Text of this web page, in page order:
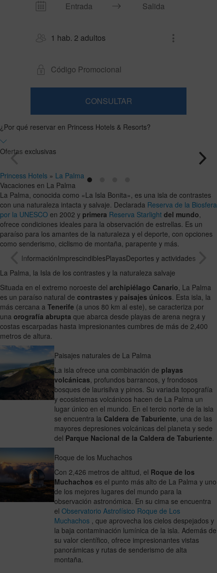
1 hab. 2 adultos
CONSULTAR
Habitaciones
ocupaciones
adultos
años
niños
años
0
Añadir
habitaciónBuscar
¿Por qué reservar en Princess Hotels & Resorts?
Ofertas exclusivas
Princess Hotels » La Palma
Vacaciones en La Palma
La Palma, conocida como «La Isla Bonita», es una isla de contrastes
con una naturaleza intacta y salvaje. Declarada Reserva de la Biosfera
por la UNESCO en 2002 y primera Reserva Starlight del mundo
ofrece condiciones ideales para la observación de estrellas. Es un
paraíso para los amantes de la naturaleza y el deporte, con opciones
como senderismo, ciclismo de montaña, parapente y más.
InformaciónImprescindiblesPlayasDeportes y actividades
La Palma, la Isla de los contrastes y la naturaleza salvaje
Situada en el extremo noroeste del archipiélago Canario , La Palma
es un paraíso natural de contrastes y paisajes únicos . Esta isla, la
más cercana a Tenerife (a unos 80 km al este), se caracteriza por
una orografía abrupta que abarca desde playas de arena negra y
costas escarpadas hasta impresionantes cumbres de más de 2,400
metros de altura.
Paisajes naturales de La Palma
La isla ofrece una combinación de playas
volcánicas , profundos barrancos, y frondosos
bosques de laurisilva y pinos. Su variada topografía
y ecosistemas volcánicos hacen de La Palma un
lugar único en el mundo. En el tercio norte de la isla
se encuentra la Caldera de Taburiente , una de las
mayores depresiones volcánicas del planeta y sede
del Parque Nacional de la Caldera de Taburiente
Roque de los Muchachos
Con 2,426 metros de altitud, el Roque de los
Muchachos es el punto más alto de La Palma y uno
de los mejores lugares del mundo para la
observación astronómica. En su cima se encuentra
el Observatorio Astrofísico Roque de Los
Muchachos , que aprovecha los cielos despejados y
la baja contaminación lumínica de la isla. Además de
su valor científico, ofrece impresionantes vistas
panorámicas y rutas de senderismo de alta
montaña.